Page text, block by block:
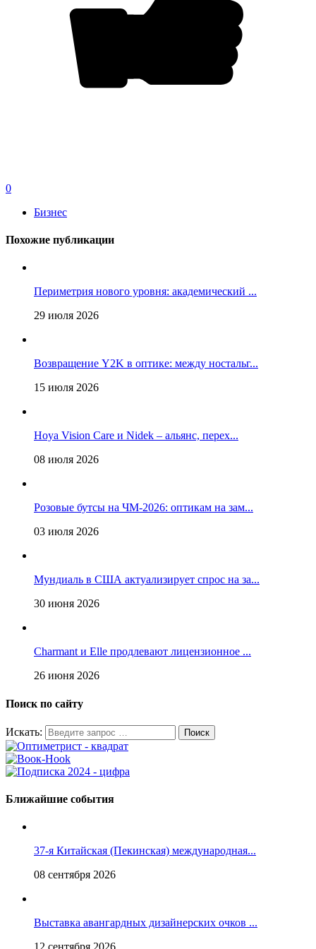
0
Бизнес
Похожие публикации
Периметрия нового уровня: академический ...
29 июля 2026
Возвращение Y2K в оптике: между ностальг...
15 июля 2026
Hoya Vision Care и Nidek – альянс, перех...
08 июля 2026
Розовые бутсы на ЧМ-2026: оптикам на зам...
03 июля 2026
Мундиаль в США актуализирует спрос на за...
30 июня 2026
Charmant и Elle продлевают лицензионное ...
26 июня 2026
Поиск по сайту
Искать:
Ближайшие события
37-я Китайская (Пекинская) международная...
08 сентября 2026
Выставка авангардных дизайнерских очков ...